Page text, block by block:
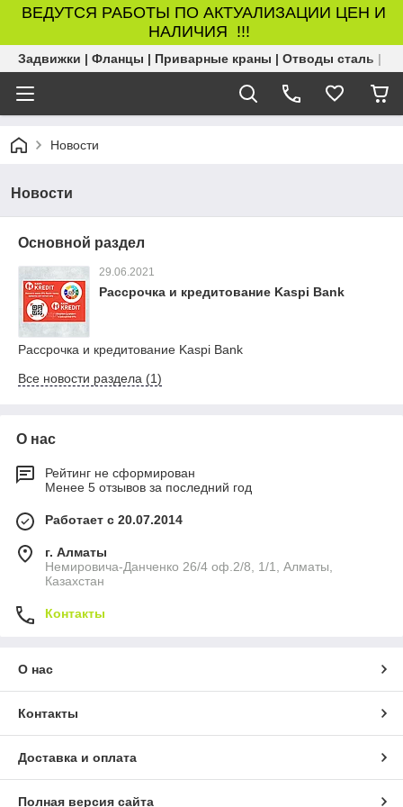
ВЕДУТСЯ РАБОТЫ ПО АКТУАЛИЗАЦИИ ЦЕН И
НАЛИЧИЯ !!!
Задвижки | Фланцы | Приварные краны | Отводы сталь |
Новости
Новости
Основной раздел
29.06.2021
Рассрочка и кредитование Kaspi Bank
Рассрочка и кредитование Kaspi Bank
Все новости раздела (1)
О нас
Рейтинг не сформирован
Менее 5 отзывов за последний год
Работает с 20.07.2014
г. Алматы
Немировича-Данченко 26/4 оф.2/8, 1/1, Алматы,
Казахстан
Контакты
О нас
Контакты
Доставка и оплата
Полная версия сайта